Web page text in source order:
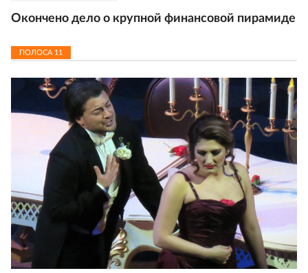
Окончено дело о крупной финансовой пирамиде
ПОЛОСА 11